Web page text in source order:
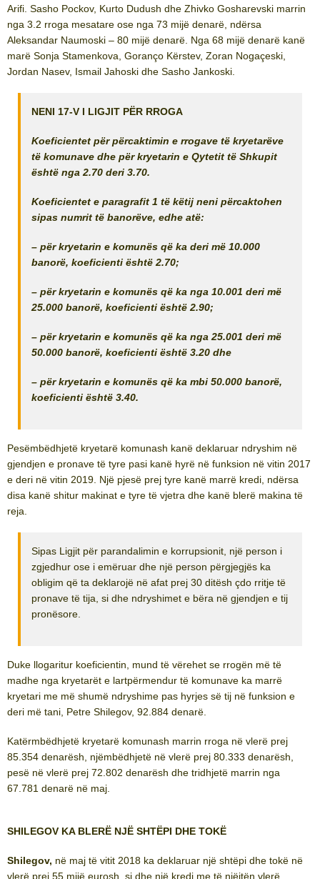
Arifi. Sasho Pockov, Kurto Dudush dhe Zhivko Gosharevski marrin
nga 3.2 rroga mesatare ose nga 73 mijë denarë, ndërsa
Aleksandar Naumoski – 80 mijë denarë. Nga 68 mijë denarë kanë
marë Sonja Stamenkova, Goranço Kërstev, Zoran Nogaçeski,
Jordan Nasev, Ismail Jahoski dhe Sasho Jankoski.
NENI 17-V I LIGJIT PËR RROGA
Koeficientet për përcaktimin e rrogave të kryetarëve
të komunave dhe për kryetarin e Qytetit të Shkupit
është nga 2.70 deri 3.70.
Koeficientet e paragrafit 1 të këtij neni përcaktohen
sipas numrit të banorëve, edhe atë:
– për kryetarin e komunës që ka deri më 10.000
banorë, koeficienti është 2.70;
– për kryetarin e komunës që ka nga 10.001 deri më
25.000 banorë, koeficienti është 2.90;
– për kryetarin e komunës që ka nga 25.001 deri më
50.000 banorë, koeficienti është 3.20 dhe
– për kryetarin e komunës që ka mbi 50.000 banorë,
koeficienti është 3.40.
Pesëmbëdhjetë kryetarë komunash kanë deklaruar ndryshim në
gjendjen e pronave të tyre pasi kanë hyrë në funksion në vitin 2017
e deri në vitin 2019. Një pjesë prej tyre kanë marrë kredi, ndërsa
disa kanë shitur makinat e tyre të vjetra dhe kanë blerë makina të
reja.
Sipas Ligjit për parandalimin e korrupsionit, një person i
zgjedhur ose i emëruar dhe një person përgjegjës ka
obligim që ta deklarojë në afat prej 30 ditësh çdo rritje të
pronave të tija, si dhe ndryshimet e bëra në gjendjen e tij
pronësore.
Duke llogaritur koeficientin, mund të vërehet se rrogën më të
madhe nga kryetarët e lartpërmendur të komunave ka marrë
kryetari me më shumë ndryshime pas hyrjes së tij në funksion e
deri më tani, Petre Shilegov, 92.884 denarë.
Katërmbëdhjetë kryetarë komunash marrin rroga në vlerë prej
85.354 denarësh, njëmbëdhjetë në vlerë prej 80.333 denarësh,
pesë në vlerë prej 72.802 denarësh dhe tridhjetë marrin nga
67.781 denarë në maj.
SHILEGOV KA BLERË NJË SHTËPI DHE TOKË
Shilegov, në maj të vitit 2018 ka deklaruar një shtëpi dhe tokë në
vlerë prej 55 mijë eurosh, si dhe një kredi me të njëjtën vlerë.